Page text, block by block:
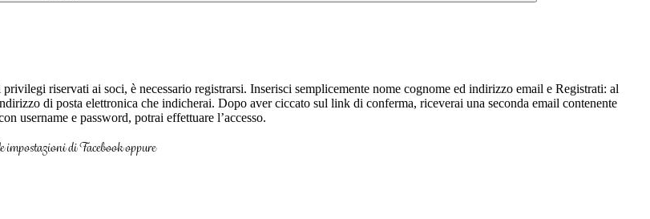
riservati ai soci, è necessario registrarsi. Inserisci semplicemente nome cognome ed indirizzo email e Registrati: al
di posta elettronica che indicherai. Dopo aver ciccato sul link di conferma, riceverai una seconda email contenente
username e password, potrai effettuare l’accesso.
impostazioni di Facebook oppure